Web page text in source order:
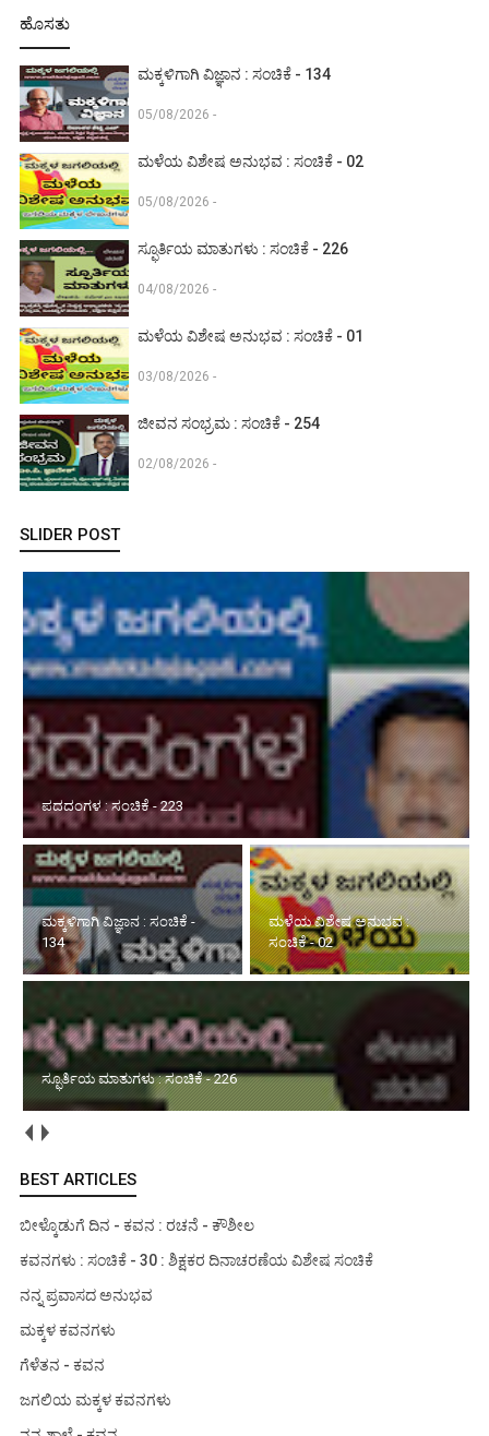
ಹೊಸತು
ಮಕ್ಕಳಿಗಾಗಿ ವಿಜ್ಞಾನ : ಸಂಚಿಕೆ - 134
05/08/2026 -
ಮಳೆಯ ವಿಶೇಷ ಅನುಭವ : ಸಂಚಿಕೆ - 02
05/08/2026 -
ಸ್ಫೂರ್ತಿಯ ಮಾತುಗಳು : ಸಂಚಿಕೆ - 226
04/08/2026 -
ಮಳೆಯ ವಿಶೇಷ ಅನುಭವ : ಸಂಚಿಕೆ - 01
03/08/2026 -
ಜೀವನ ಸಂಭ್ರಮ : ಸಂಚಿಕೆ - 254
02/08/2026 -
SLIDER POST
ಪದದಂಗಳ : ಸಂಚಿಕೆ - 223
ಮಕ್ಕಳಿಗಾಗಿ ವಿಜ್ಞಾನ : ಸಂಚಿಕೆ -
134
ಮಳೆಯ ವಿಶೇಷ ಅನುಭವ :
ಸಂಚಿಕೆ - 02
ಸ್ಫೂರ್ತಿಯ ಮಾತುಗಳು : ಸಂಚಿಕೆ - 226
BEST ARTICLES
ಬೀಳ್ಕೊಡುಗೆ ದಿನ - ಕವನ : ರಚನೆ - ಕೌಶೀಲ
ಕವನಗಳು : ಸಂಚಿಕೆ - 30 : ಶಿಕ್ಷಕರ ದಿನಾಚರಣೆಯ ವಿಶೇಷ ಸಂಚಿಕೆ
ನನ್ನ ಪ್ರವಾಸದ ಅನುಭವ
ಮಕ್ಕಳ ಕವನಗಳು
ಗೆಳೆತನ - ಕವನ
ಜಗಲಿಯ ಮಕ್ಕಳ ಕವನಗಳು